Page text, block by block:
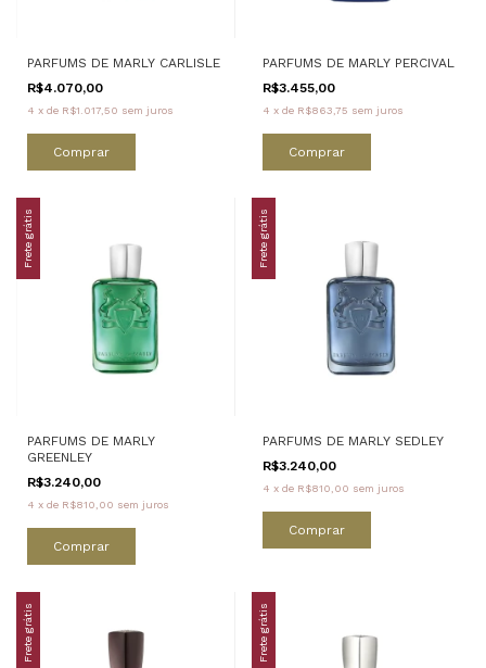
PARFUMS DE MARLY CARLISLE
R$4.070,00
4 x de R$1.017,50 sem juros
Comprar
PARFUMS DE MARLY PERCIVAL
R$3.455,00
4 x de R$863,75 sem juros
Comprar
Frete grátis
PARFUMS DE MARLY
GREENLEY
R$3.240,00
4 x de R$810,00 sem juros
Comprar
Frete grátis
PARFUMS DE MARLY SEDLEY
R$3.240,00
4 x de R$810,00 sem juros
Comprar
Frete grátis Frete grátis